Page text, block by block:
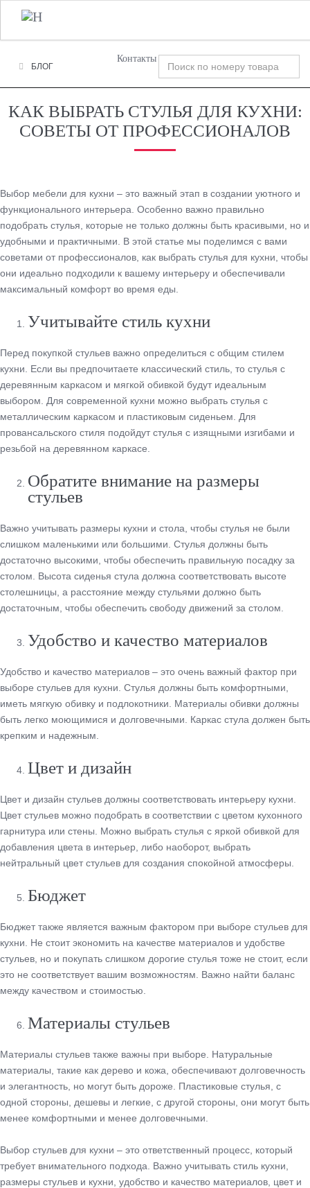
+7 (495) 120-00-58
Контакты
БЛОГ
КАК ВЫБРАТЬ СТУЛЬЯ ДЛЯ КУХНИ:
СОВЕТЫ ОТ ПРОФЕССИОНАЛОВ
Выбор мебели для кухни – это важный этап в создании уютного и
функционального интерьера. Особенно важно правильно
подобрать стулья, которые не только должны быть красивыми, но и
удобными и практичными. В этой статье мы поделимся с вами
советами от профессионалов, как выбрать стулья для кухни, чтобы
они идеально подходили к вашему интерьеру и обеспечивали
максимальный комфорт во время еды.
Учитывайте стиль кухни
Перед покупкой стульев важно определиться с общим стилем
кухни. Если вы предпочитаете классический стиль, то стулья с
деревянным каркасом и мягкой обивкой будут идеальным
выбором. Для современной кухни можно выбрать стулья с
металлическим каркасом и пластиковым сиденьем. Для
провансальского стиля подойдут стулья с изящными изгибами и
резьбой на деревянном каркасе.
Обратите внимание на размеры
стульев
Важно учитывать размеры кухни и стола, чтобы стулья не были
слишком маленькими или большими. Стулья должны быть
достаточно высокими, чтобы обеспечить правильную посадку за
столом. Высота сиденья стула должна соответствовать высоте
столешницы, а расстояние между стульями должно быть
достаточным, чтобы обеспечить свободу движений за столом.
Удобство и качество материалов
Удобство и качество материалов – это очень важный фактор при
выборе стульев для кухни. Стулья должны быть комфортными,
иметь мягкую обивку и подлокотники. Материалы обивки должны
быть легко моющимися и долговечными. Каркас стула должен быть
крепким и надежным.
Цвет и дизайн
Цвет и дизайн стульев должны соответствовать интерьеру кухни.
Цвет стульев можно подобрать в соответствии с цветом кухонного
гарнитура или стены. Можно выбрать стулья с яркой обивкой для
добавления цвета в интерьер, либо наоборот, выбрать
нейтральный цвет стульев для создания спокойной атмосферы.
Бюджет
Бюджет также является важным фактором при выборе стульев для
кухни. Не стоит экономить на качестве материалов и удобстве
стульев, но и покупать слишком дорогие стулья тоже не стоит, если
это не соответствует вашим возможностям. Важно найти баланс
между качеством и стоимостью.
Материалы стульев
Материалы стульев также важны при выборе. Натуральные
материалы, такие как дерево и кожа, обеспечивают долговечность
и элегантность, но могут быть дороже. Пластиковые стулья, с
одной стороны, дешевы и легкие, с другой стороны, они могут быть
менее комфортными и менее долговечными.
Выбор стульев для кухни – это ответственный процесс, который
требует внимательного подхода. Важно учитывать стиль кухни,
размеры стульев и кухни, удобство и качество материалов, цвет и